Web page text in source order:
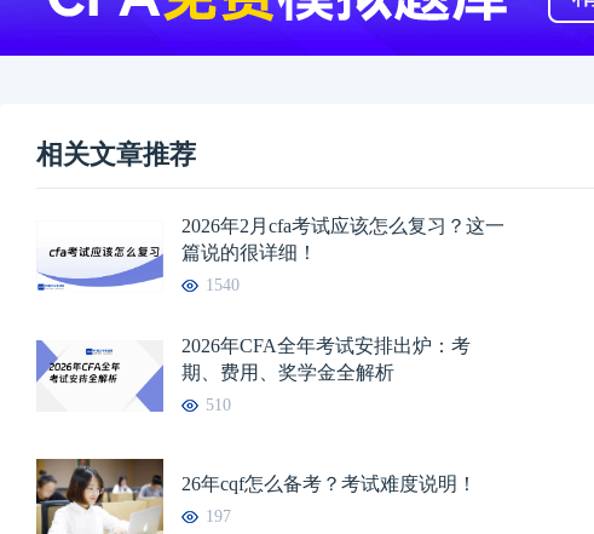
相关文章推荐
2026年2月cfa考试应该怎么复习？这一
篇说的很详细！
1540
2026年CFA全年考试安排出炉：考
期、费用、奖学金全解析
510
26年cqf怎么备考？考试难度说明！
197